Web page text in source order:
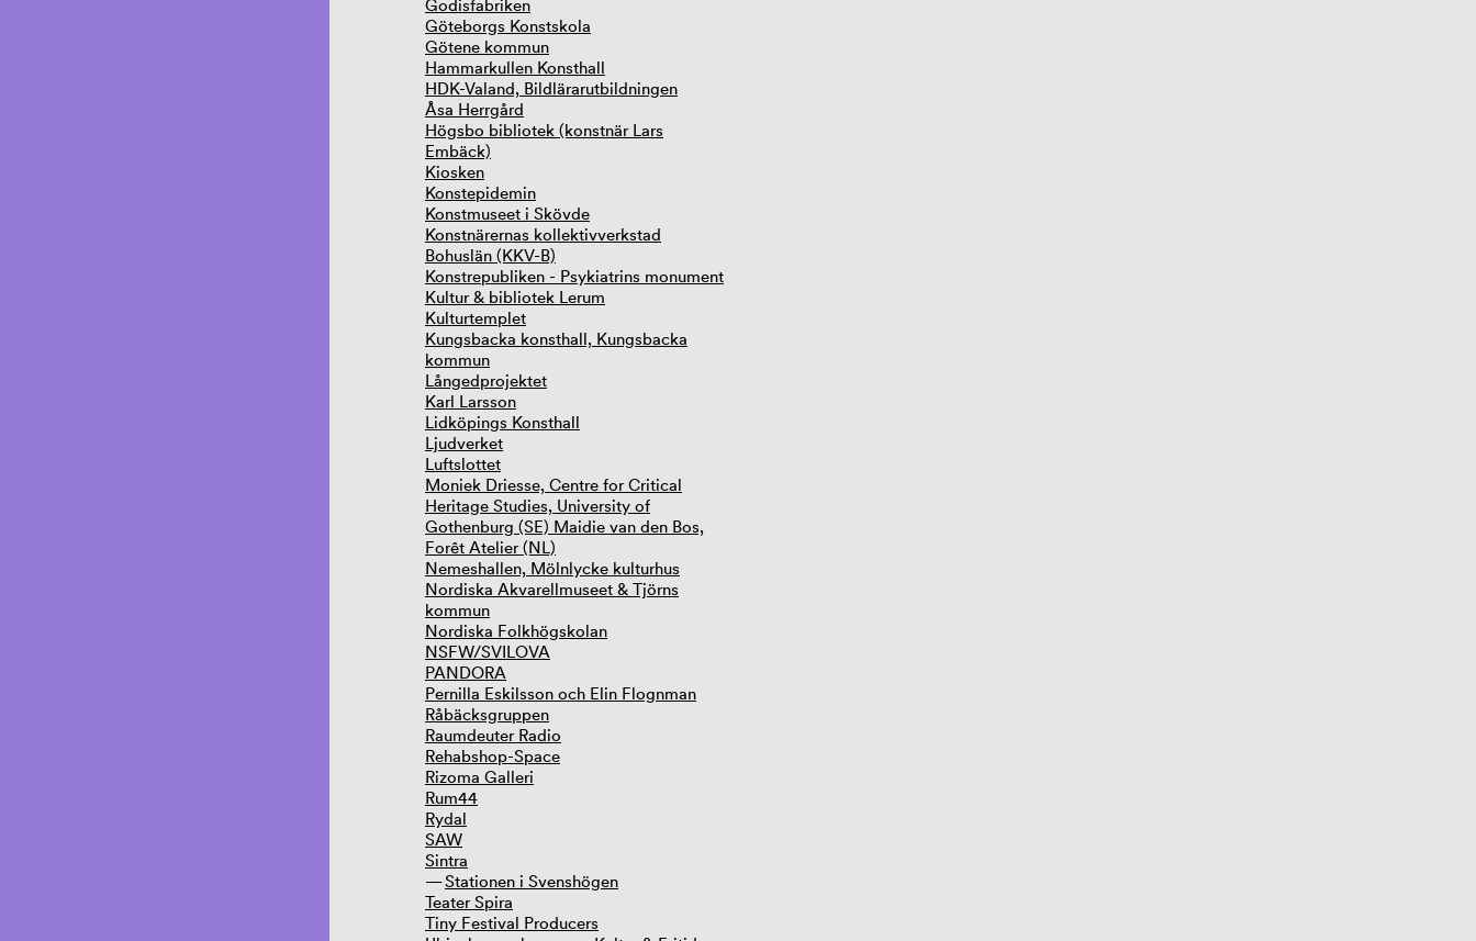
Godisfabriken
Göteborgs Konstskola
Götene kommun
Hammarkullen Konsthall
HDK-Valand, Bildlärarutbildningen
Åsa Herrgård
Högsbo bibliotek (konstnär Lars
Embäck)
Kiosken
Konstepidemin
Konstmuseet i Skövde
Konstnärernas kollektivverkstad
Bohuslän (KKV-B)
Konstrepubliken - Psykiatrins monument
Kultur & bibliotek Lerum
Kulturtemplet
Kungsbacka konsthall, Kungsbacka
kommun
Långedprojektet
Karl Larsson
Lidköpings Konsthall
Ljudverket
Luftslottet
Moniek Driesse, Centre for Critical
Heritage Studies, University of
Gothenburg (SE) Maidie van den Bos,
Forêt Atelier (NL)
Nemeshallen, Mölnlycke kulturhus
Nordiska Akvarellmuseet & Tjörns
kommun
Nordiska Folkhögskolan
NSFW/SVILOVA
PANDORA
Pernilla Eskilsson och Elin Flognman
Råbäcksgruppen
Raumdeuter Radio
Rehabshop-Space
Rizoma Galleri
Rum44
Rydal
SAW
Sintra
Stationen i Svenshögen
Teater Spira
Tiny Festival Producers